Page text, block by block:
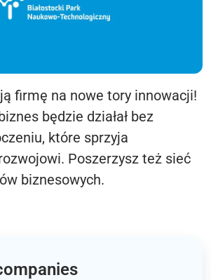
firmę na nowe tory innowacji!
będzie działał bez
które sprzyja
Poszerzysz też sieć
biznesowych.